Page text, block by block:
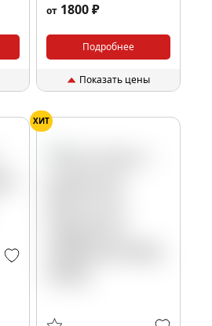
от 1800 ₽
Подробнее
Показать цены
ХИТ